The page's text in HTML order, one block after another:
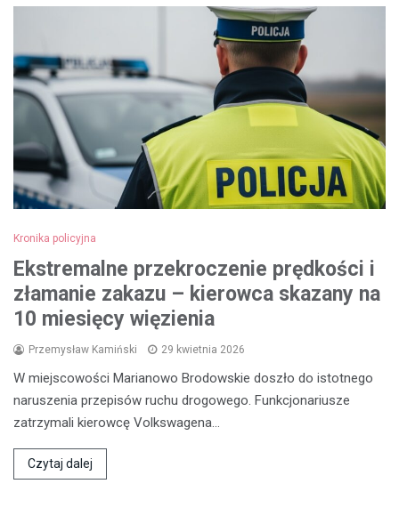
Kronika policyjna
Ekstremalne przekroczenie prędkości i
złamanie zakazu – kierowca skazany na
10 miesięcy więzienia
Przemysław Kamiński 29 kwietnia 2026
W miejscowości Marianowo Brodowskie doszło do istotnego
naruszenia przepisów ruchu drogowego. Funkcjonariusze
zatrzymali kierowcę Volkswagena…
Czytaj dalej